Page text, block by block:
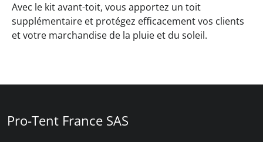
Avec le kit avant-toit, vous apportez un toit
supplémentaire et protégez efficacement vos clients
et votre marchandise de la pluie et du soleil.
Pro-Tent France SAS